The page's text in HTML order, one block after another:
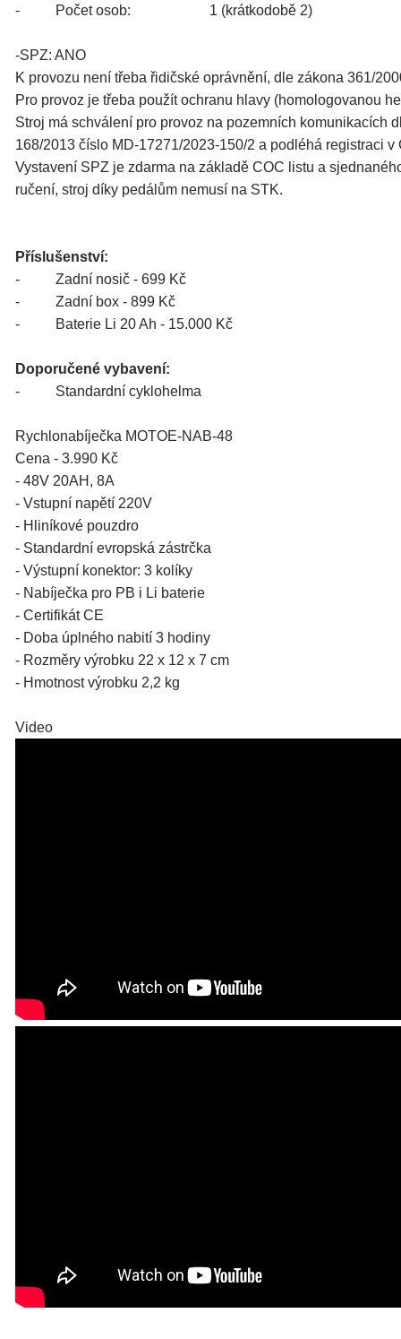
- Počet osob: 1 (krátkodobě 2)
-SPZ: ANO
K provozu není třeba řidičské oprávnění, dle zákona 361/
Pro provoz je třeba použít ochranu hlavy (homologovanou
Stroj má schválení pro provoz na pozemních komunikacích
168/2013 číslo MD-17271/2023-150/2 a podléhá registraci v
Vystavení SPZ je zdarma na základě COC listu a
ručení, stroj díky pedálům nemusí na STK.
Příslušenství:
- Zadní nosič - 699 Kč
- Zadní box - 899 Kč
- Baterie Li 20 Ah - 15.000 Kč
Doporučené vybavení:
- Standardní cyklohelma
Rychlonabíječka MOTOE-NAB-48
Cena - 3.990 Kč
- 48V 20AH, 8A
- Vstupní napětí 220V
- Hliníkové pouzdro
- Standardní evropská zástrčka
- Výstupní konektor: 3 kolíky
- Nabíječka pro PB i Li baterie
- Certifikát CE
- Doba úplného nabití 3 hodiny
- Rozměry výrobku 22 x 12 x 7 cm
- Hmotnost výrobku 2,2 kg
Video